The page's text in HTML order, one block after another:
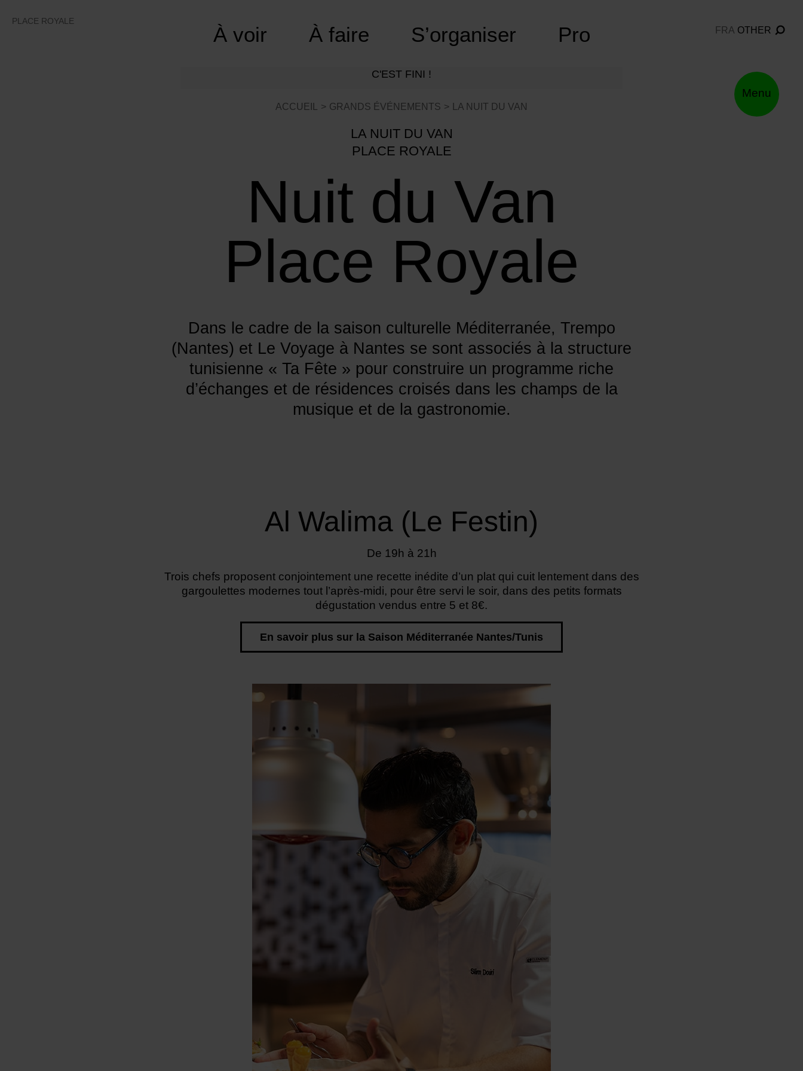
PLACE ROYALE
À voir À faire S’organiser Pro FRA OTHER
Menu
C'EST FINI !
ACCUEIL GRANDS ÉVÉNEMENTS LA NUIT DU VAN
LA NUIT DU VAN
PLACE ROYALE
Nuit du Van
Place Royale
Dans le cadre de la saison culturelle Méditerranée, Trempo
(Nantes) et Le Voyage à Nantes se sont associés à la structure
tunisienne « Ta Fête » pour construire un programme riche
d’échanges et de résidences croisés dans les champs de la
musique et de la gastronomie.
Al Walima (Le Festin)
De 19h à 21h
Trois chefs proposent conjointement une recette inédite d’un plat qui cuit lentement dans des
gargoulettes modernes tout l’après-midi, pour être servi le soir, dans des petits formats
dégustation vendus entre 5 et 8€.
En savoir plus sur la Saison Méditerranée Nantes/Tunis